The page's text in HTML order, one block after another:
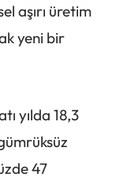
aşırı üretim
yeni bir
yılda 18,3
47